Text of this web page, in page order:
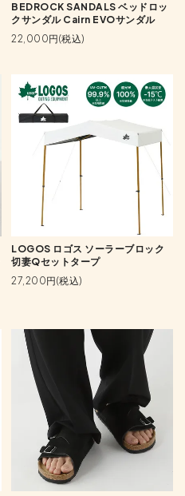
BEDROCK SANDALS ベッドロッ
クサンダル Cairn EVOサンダル
22,000円(税込)
LOGOS ロゴス ソーラーブロック
切妻Qセットタープ
27,200円(税込)